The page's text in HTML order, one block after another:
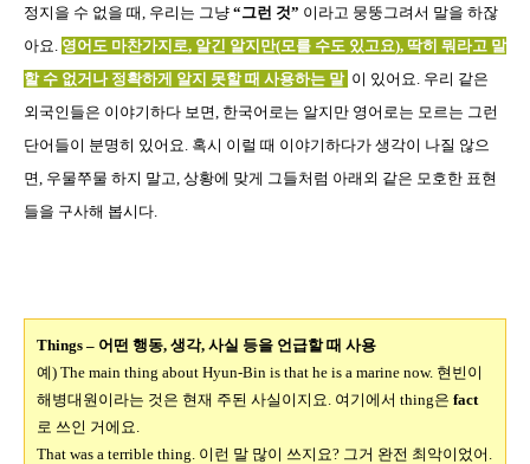
정지을 수 없을 때, 우리는 그냥 “그런 것” 이라고 뭉뚱그려서 말을 하잖
아요. 영어도 마찬가지로, 알긴 알지만(모를 수도 있고요), 딱히 뭐라고 말
할 수 없거나 정확하게 알지 못할 때 사용하는 말 이 있어요. 우리 같은
외국인들은 이야기하다 보면, 한국어로는 알지만 영어로는 모르는 그런
단어들이 분명히 있어요. 혹시 이럴 때 이야기하다가 생각이 나질 않으
면, 우물쭈물 하지 말고, 상황에 맞게 그들처럼 아래외 같은 모호한 표현
들을 구사해 봅시다.
Things – 어떤 행동, 생각, 사실 등을 언급할 때 사용
예) The main thing about Hyun-Bin is that he is a marine now. 현빈이
해병대원이라는 것은 현재 주된 사실이지요. 여기에서 thing은 fact
로 쓰인 거에요.
That was a terrible thing. 이런 말 많이 쓰지요? 그거 완전 최악이었어 .